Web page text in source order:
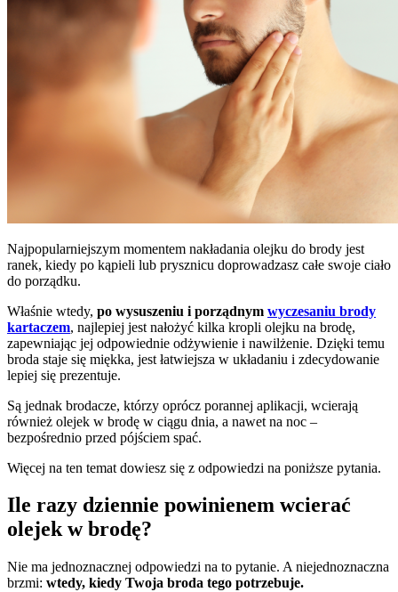
Najpopularniejszym momentem nakładania olejku do brody jest
ranek, kiedy po kąpieli lub prysznicu doprowadzasz całe swoje ciało
do porządku.
Właśnie wtedy, po wysuszeniu i porządnym wyczesaniu brody
kartaczem, najlepiej jest nałożyć kilka kropli olejku na brodę,
zapewniając jej odpowiednie odżywienie i nawilżenie. Dzięki temu
broda staje się miękka, jest łatwiejsza w układaniu i zdecydowanie
lepiej się prezentuje.
Są jednak brodacze, którzy oprócz porannej aplikacji, wcierają
również olejek w brodę w ciągu dnia, a nawet na noc –
bezpośrednio przed pójściem spać.
Więcej na ten temat dowiesz się z odpowiedzi na poniższe pytania.
Ile razy dziennie powinienem wcierać
olejek w brodę?
Nie ma jednoznacznej odpowiedzi na to pytanie. A niejednoznaczna
brzmi: wtedy, kiedy Twoja broda tego potrzebuje.